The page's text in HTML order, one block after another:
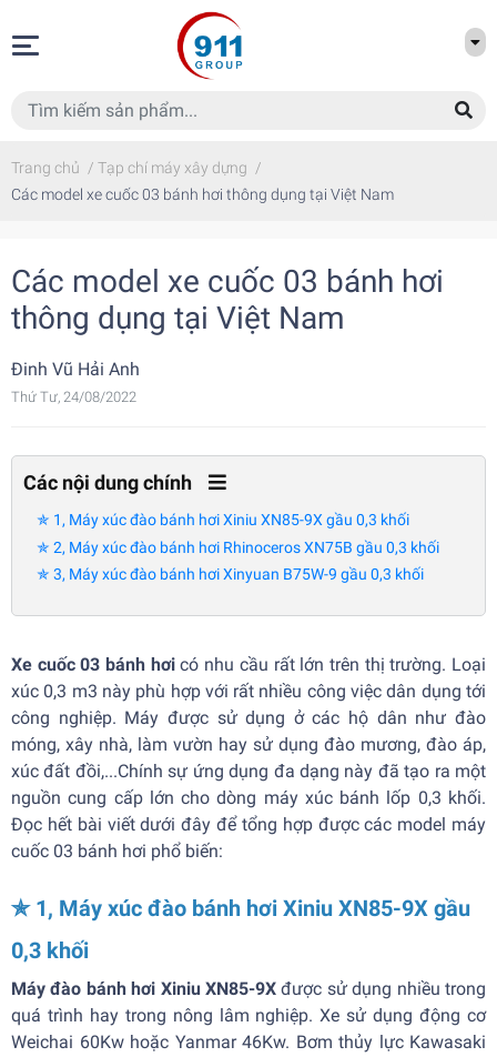
Trang chủ / Tạp chí máy xây dựng /
Các model xe cuốc 03 bánh hơi thông dụng tại Việt Nam
Các model xe cuốc 03 bánh hơi
thông dụng tại Việt Nam
Đinh Vũ Hải Anh
Thứ Tư, 24/08/2022
Các nội dung chính
✯ 1, Máy xúc đào bánh hơi Xiniu XN85-9X gầu 0,3 khối
✯ 2, Máy xúc đào bánh hơi Rhinoceros XN75B gầu 0,3 khối
✯ 3, Máy xúc đào bánh hơi Xinyuan B75W-9 gầu 0,3 khối
Xe cuốc 03 bánh hơicó nhu cầu rất lớn trên thị trường. Loại
xúc 0,3 m3 này phù hợp với rất nhiều công việc dân dụng tới
công nghiệp. Máy được sử dụng ở các hộ dân như đào
móng, xây nhà, làm vườn hay sử dụng đào mương, đào áp,
xúc đất đồi,...Chính sự ứng dụng đa dạng này đã tạo ra một
nguồn cung cấp lớn cho dòng máy xúc bánh lốp 0,3 khối.
Đọc hết bài viết dưới đây để tổng hợp được các model máy
cuốc 03 bánh hơi phổ biến:
✯ 1, Máy xúc đào bánh hơi Xiniu XN85-9X gầu
0,3 khối
Máy đào bánh hơi Xiniu XN85-9Xđược sử dụng nhiều trong
quá trình hay trong nông lâm nghiệp. Xe sử dụng động cơ
Weichai 60Kw hoặc Yanmar 46Kw. Bơm thủy lực Kawasaki